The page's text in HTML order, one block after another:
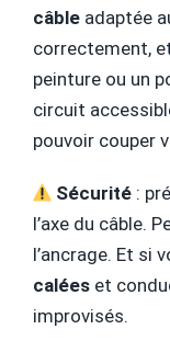
câble adaptée
correctement,
peinture ou un
circuit
pouvoir couper
Sécurité :
l’axe du câble.
l’ancrage. Et si
calées et
improvisés.